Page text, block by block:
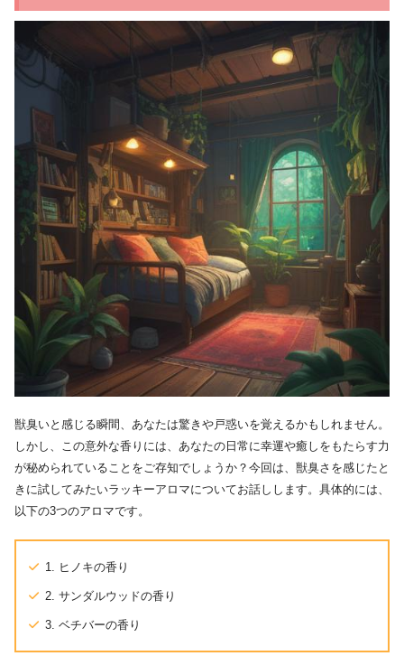
獣臭いと感じる瞬間、あなたは驚きや戸惑いを覚えるかもしれません。
しかし、この意外な香りには、あなたの日常に幸運や癒しをもたらす力
が秘められていることをご存知でしょうか？今回は、獣臭さを感じたと
きに試してみたいラッキーアロマについてお話しします。具体的には、
以下の3つのアロマです。
1. ヒノキの香り
2. サンダルウッドの香り
3. ベチバーの香り